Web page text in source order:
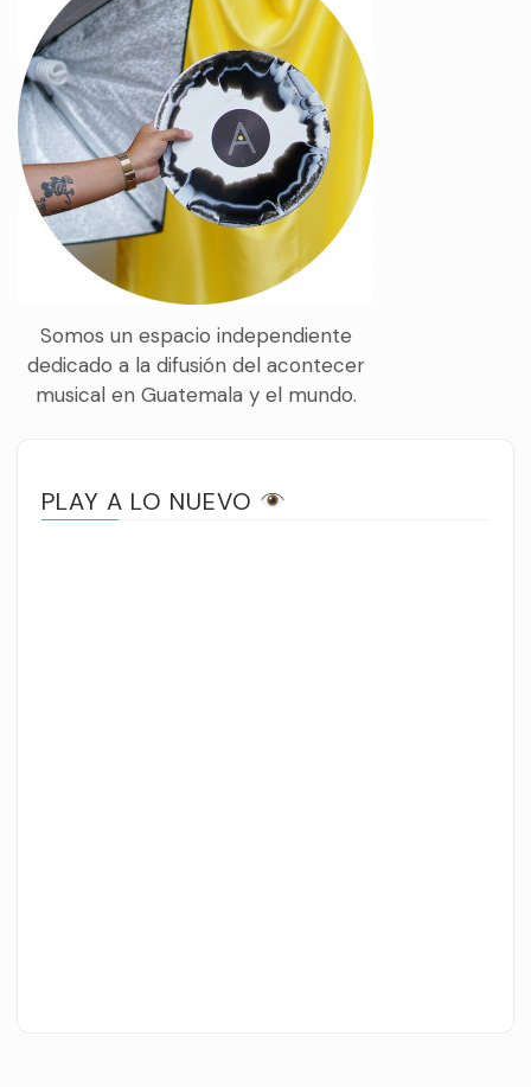
Somos un espacio independiente
dedicado a la difusión del acontecer
musical en Guatemala y el mundo.
PLAY A LO NUEVO